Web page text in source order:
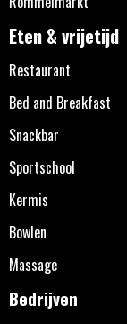
Eten & vrijetijd
Restaurant
Bed and Breakfast
Snackbar
Sportschool
Kermis
Bowlen
Massage
Bedrijven